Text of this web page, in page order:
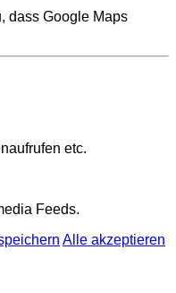
dass Google Maps
etc.
Feeds.
Alle akzeptieren